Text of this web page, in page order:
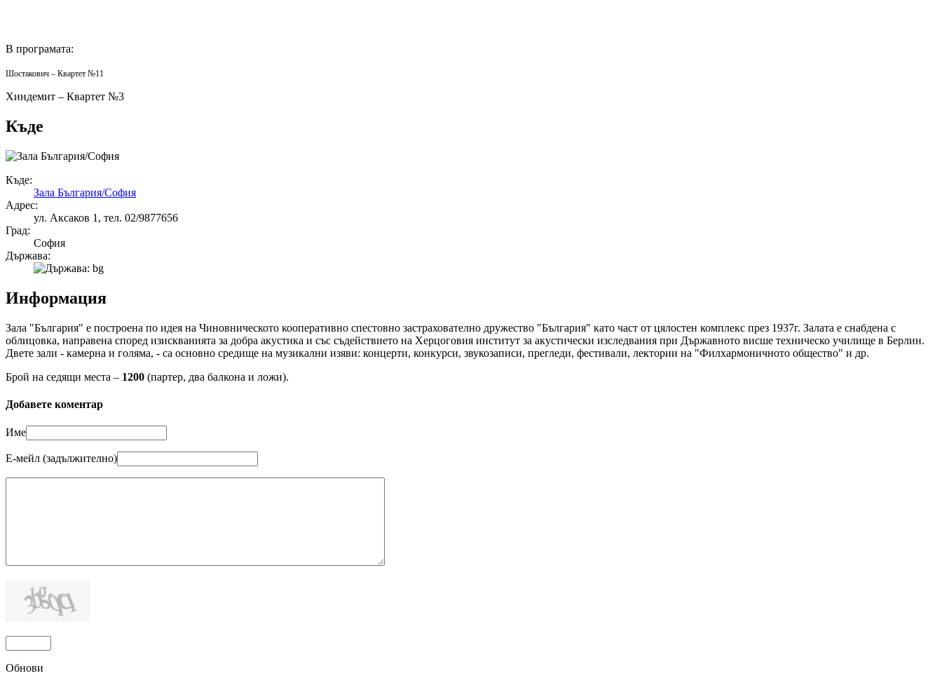
В програмата:
Шостакович – Квартет №11
Хиндемит – Квартет №3
Къде
Къде:
Зала България/София
Адрес:
ул. Аксаков 1, тел. 02/9877656
Град:
София
Държава:
Информация
Зала "България" е построена по идея на Чиновническото кооперативно спестовно застрахователно дружество "България" като част от цялостен комплекс през 1937г. Залата е снабдена с
облицовка, направена според изискванията за добра акустика и със съдействието на Херцоговия институт за акустически изследвания при Държавното висше техническо училище в Берлин.
Двете зали - камерна и голяма, - са основно средище на музикални изяви: концерти, конкурси, звукозаписи, прегледи, фестивали, лектории на "Филхармоничното общество" и др.
Брой на седящи места – 1200 (партер, два балкона и ложи).
Добавете коментар
Име
Е-мейл (задължително)
Обнови